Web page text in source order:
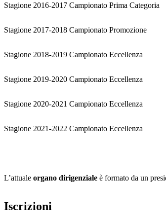
Stagione 2016-2017 Campionato Prima Categoria
Stagione 2017-2018 Campionato Promozione
Stagione 2018-2019 Campionato Eccellenza
Stagione 2019-2020 Campionato Eccellenza
Stagione 2020-2021 Campionato Eccellenza
Stagione 2021-2022 Campionato Eccellenza
L’attuale organo dirigenziale è formato da un
Iscrizioni